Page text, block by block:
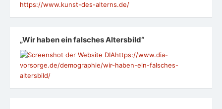
https://www.kunst-des-alterns.de/
„Wir haben ein falsches Altersbild“
https://www.dia-
vorsorge.de/demographie/wir-haben-ein-falsches-
altersbild/